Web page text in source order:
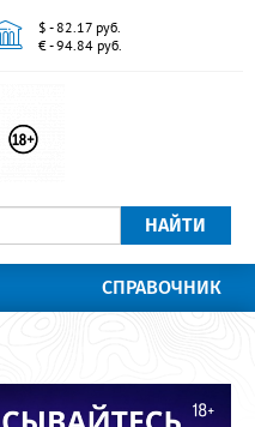
$ - 82.17 руб.
€ - 94.84 руб.
НАЙТИ
СПРАВОЧНИК